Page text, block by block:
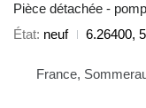
Pièce détachée -
État neuf 6.26400,
France,